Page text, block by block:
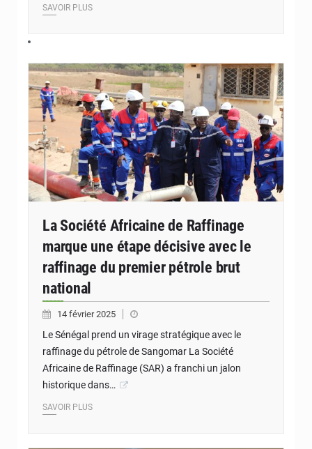
SAVOIR PLUS
La Société Africaine de Raffinage
marque une étape décisive avec le
raffinage du premier pétrole brut
national
14 février 2025
Le Sénégal prend un virage stratégique avec le
raffinage du pétrole de Sangomar La Société
Africaine de Raffinage (SAR) a franchi un jalon
historique dans…
SAVOIR PLUS